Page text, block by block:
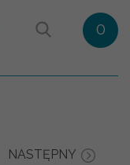
0
NASTĘPNY